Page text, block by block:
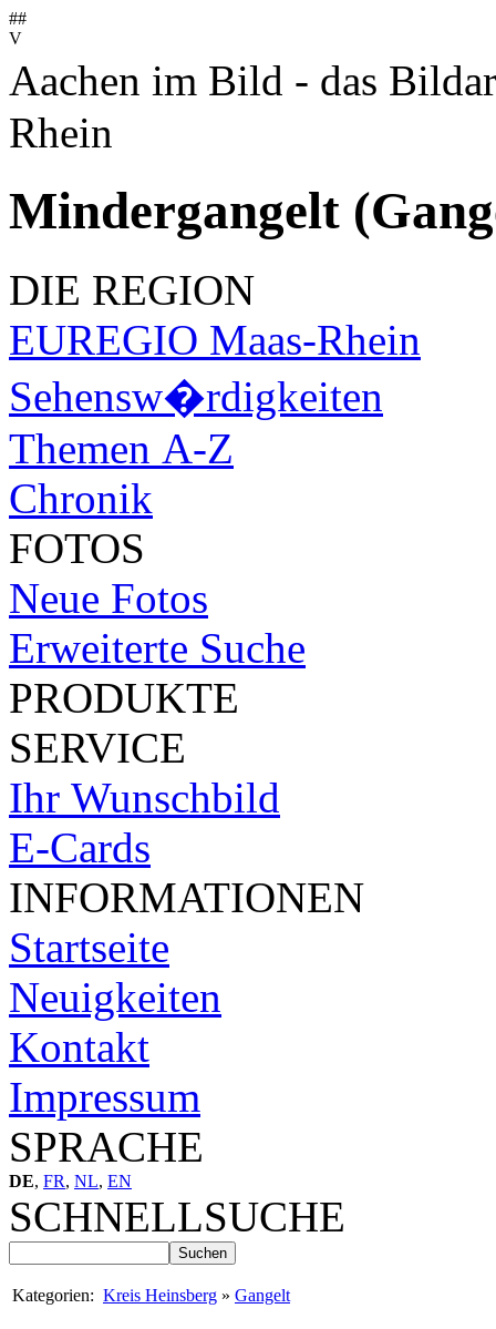
##
V
Aachen im Bild - das
Rhein
Mindergangelt
DIE REGION
EUREGIO Maas-Rhein
Sehensw�rdigkeiten
Themen A-Z
Chronik
FOTOS
Neue Fotos
Erweiterte Suche
PRODUKTE
SERVICE
Ihr Wunschbild
E-Cards
INFORMATIONEN
Startseite
Neuigkeiten
Kontakt
Impressum
SPRACHE
DE, FR, NL, EN
SCHNELLSUCHE
Kategorien: Kreis Heinsberg » Gangelt